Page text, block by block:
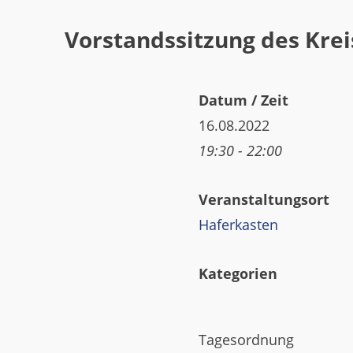
Vorstandssitzung des
Datum / Zeit
16.08.2022
19:30 - 22:00
Veranstaltungsort
Haferkasten
Kategorien
Tagesordnung